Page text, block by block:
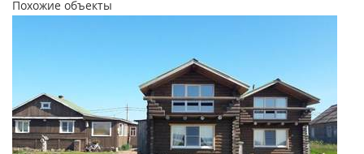
Похожие объекты